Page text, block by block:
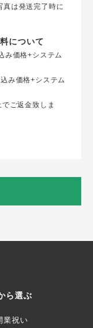
真は発送完了時に
について
み価格+システム
み価格+システム
ご返金致しま
ら選ぶ
業祝い